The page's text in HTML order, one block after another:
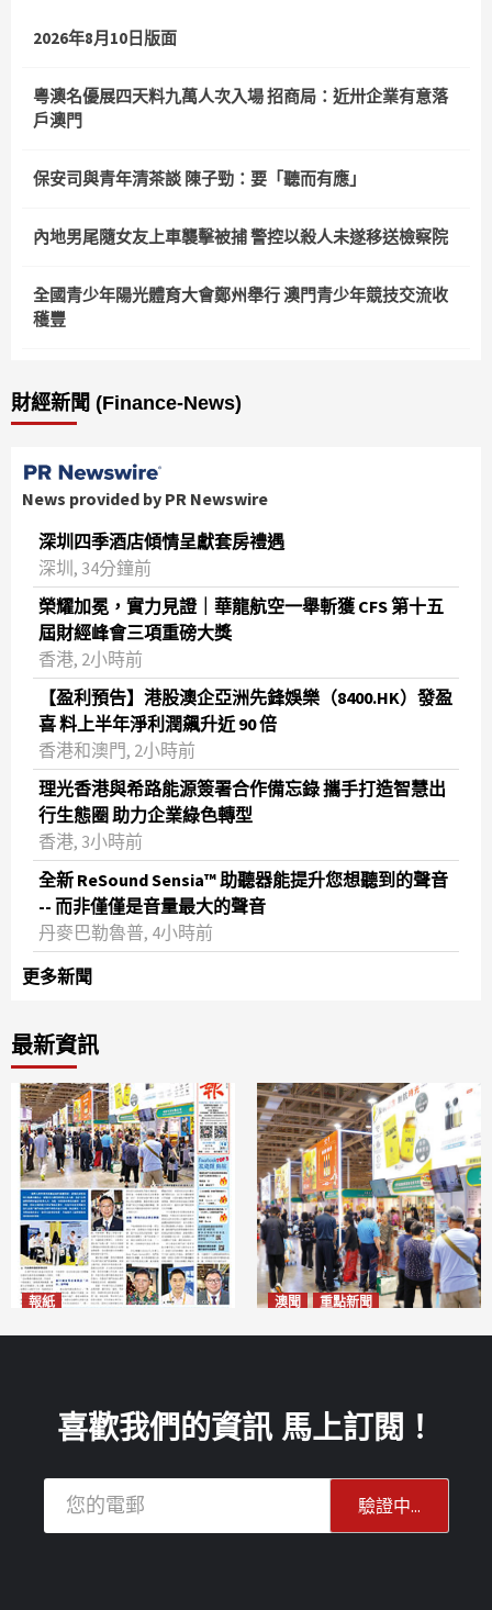
2026年8月10日版面
粵澳名優展四天料九萬人次入場 招商局：近卅企業有意落
戶澳門
保安司與青年清茶談 陳子勁：要「聽而有應」
內地男尾隨女友上車襲擊被捕 警控以殺人未遂移送檢察院
全國青少年陽光體育大會鄭州舉行 澳門青少年競技交流收
穫豐
財經新聞 (Finance-News)
News provided by PR Newswire
深圳四季酒店傾情呈獻套房禮遇
深圳, 34分鐘前
榮耀加冕，實力見證｜華龍航空一舉斬獲 CFS 第十五
屆財經峰會三項重磅大獎
香港, 2小時前
【盈利預告】港股澳企亞洲先鋒娛樂（8400.HK）發盈
喜 料上半年淨利潤飆升近 90 倍
香港和澳門, 2小時前
理光香港與希路能源簽署合作備忘錄 攜手打造智慧出
行生態圈 助力企業綠色轉型
香港, 3小時前
全新 ReSound Sensia™ 助聽器能提升您想聽到的聲音
-- 而非僅僅是音量最大的聲音
丹麥巴勒魯普, 4小時前
更多新聞
最新資訊
報紙 澳聞 重點新聞
2026-08-10
喜歡我們的資訊 馬上訂閱！